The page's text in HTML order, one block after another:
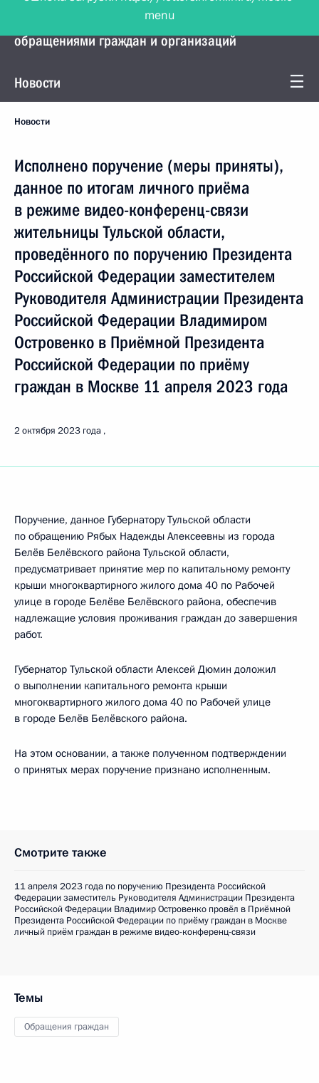
Управление Президента по работе с
обращениями граждан и организаций
Новости
Новости
Исполнено поручение (меры приняты),
данное по итогам личного приёма
в режиме видео-конференц-связи
жительницы Тульской области,
проведённого по поручению Президента
Российской Федерации заместителем
Руководителя Администрации Президента
Российской Федерации Владимиром
Островенко в Приёмной Президента
Российской Федерации по приёму
граждан в Москве 11 апреля 2023 года
2 октября 2023 года
Поручение, данное Губернатору Тульской области
по обращению Рябых Надежды Алексеевны из города
Белёв Белёвского района Тульской области,
предусматривает принятие мер по капитальному ремонту
крыши многоквартирного жилого дома 40 по Рабочей
улице в городе Белёве Белёвского района, обеспечив
надлежащие условия проживания граждан до завершения
работ.
Губернатор Тульской области Алексей Дюмин доложил
о выполнении капитального ремонта крыши
многоквартирного жилого дома 40 по Рабочей улице
в городе Белёв Белёвского района.
На этом основании, а также полученном подтверждении
о принятых мерах поручение признано исполненным.
Смотрите также
11 апреля 2023 года по поручению Президента Российской
Федерации заместитель Руководителя Администрации Президента
Российской Федерации Владимир Островенко провёл в Приёмной
Президента Российской Федерации по приёму граждан в Москве
личный приём граждан в режиме видео-конференц-связи
Темы
Обращения граждан
menu